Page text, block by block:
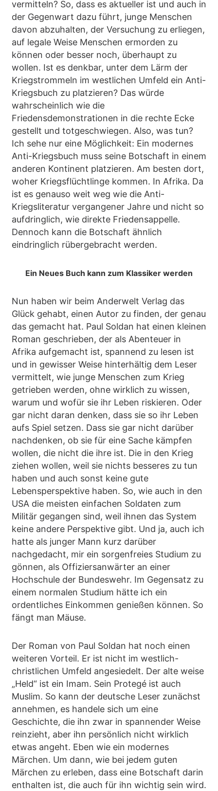
vermitteln? So, dass es aktueller ist und auch in
der Gegenwart dazu führt, junge Menschen
davon abzuhalten, der Versuchung zu erliegen,
auf legale Weise Menschen ermorden zu
können oder besser noch, überhaupt zu
wollen. Ist es denkbar, unter dem Lärm der
Kriegstrommeln im westlichen Umfeld ein Anti-
Kriegsbuch zu platzieren? Das würde
wahrscheinlich wie die
Friedensdemonstrationen in die rechte Ecke
gestellt und totgeschwiegen. Also, was tun?
Ich sehe nur eine Möglichkeit: Ein modernes
Anti-Kriegsbuch muss seine Botschaft in einem
anderen Kontinent platzieren. Am besten dort,
woher Kriegsflüchtlinge kommen. In Afrika. Da
ist es genauso weit weg wie die Anti-
Kriegsliteratur vergangener Jahre und nicht so
aufdringlich, wie direkte Friedensappelle.
Dennoch kann die Botschaft ähnlich
eindringlich rübergebracht werden.
Ein Neues Buch kann zum Klassiker werden
Nun haben wir beim Anderwelt Verlag das
Glück gehabt, einen Autor zu finden, der genau
das gemacht hat. Paul Soldan hat einen kleinen
Roman geschrieben, der als Abenteuer in
Afrika aufgemacht ist, spannend zu lesen ist
und in gewisser Weise hinterhältig dem Leser
vermittelt, wie junge Menschen zum Krieg
getrieben werden, ohne wirklich zu wissen,
warum und wofür sie ihr Leben riskieren. Oder
gar nicht daran denken, dass sie so ihr Leben
aufs Spiel setzen. Dass sie gar nicht darüber
nachdenken, ob sie für eine Sache kämpfen
wollen, die nicht die ihre ist. Die in den Krieg
ziehen wollen, weil sie nichts besseres zu tun
haben und auch sonst keine gute
Lebensperspektive haben. So, wie auch in den
USA die meisten einfachen Soldaten zum
Militär gegangen sind, weil ihnen das System
keine andere Perspektive gibt. Und ja, auch ich
hatte als junger Mann kurz darüber
nachgedacht, mir ein sorgenfreies Studium zu
gönnen, als Offiziersanwärter an einer
Hochschule der Bundeswehr. Im Gegensatz zu
einem normalen Studium hätte ich ein
ordentliches Einkommen genießen können. So
fängt man Mäuse.
Der Roman von Paul Soldan hat noch einen
weiteren Vorteil. Er ist nicht im westlich-
christlichen Umfeld angesiedelt. Der alte weise
„Held“ ist ein Imam. Sein Protegé ist auch
Muslim. So kann der deutsche Leser zunächst
annehmen, es handele sich um eine
Geschichte, die ihn zwar in spannender Weise
reinzieht, aber ihn persönlich nicht wirklich
etwas angeht. Eben wie ein modernes
Märchen. Um dann, wie bei jedem guten
Märchen zu erleben, dass eine Botschaft darin
enthalten ist, die auch für ihn wichtig sein wird.